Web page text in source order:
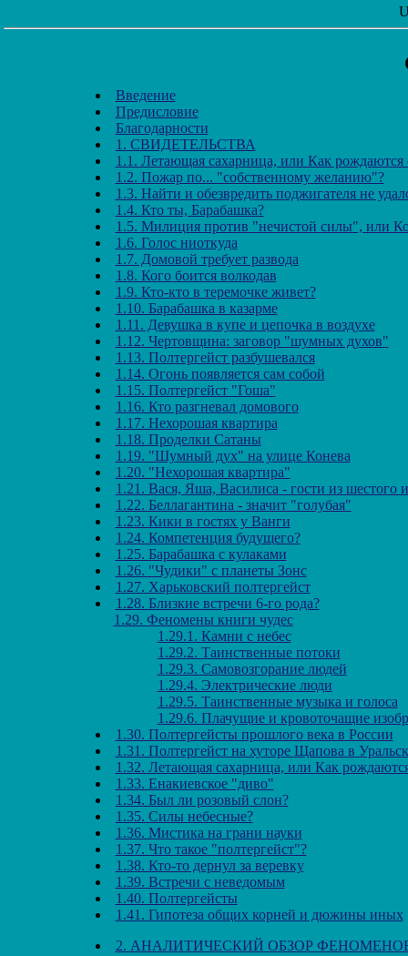
Введение
Предисловие
Благодарности
1. СВИДЕТЕЛЬСТВА
1.1. Летающая сахарница, или Как рождаются
1.2. Пожар по... "собственному желанию"?
1.3. Найти и обезвредить поджигателя не
1.4. Кто ты, Барабашка?
1.5. Милиция против "нечистой силы", или
1.6. Голос ниоткуда
1.7. Домовой требует развода
1.8. Кого боится волкодав
1.9. Кто-кто в теремочке живет?
1.10. Барабашка в казарме
1.11. Девушка в купе и цепочка в воздухе
1.12. Чертовщина: заговор "шумных духов"
1.13. Полтергейст разбушевался
1.14. Огонь появляется сам собой
1.15. Полтергейст "Гоша"
1.16. Кто разгневал домового
1.17. Нехорошая квартира
1.18. Проделки Сатаны
1.19. "Шумный дух" на улице Конева
1.20. "Нехорошая квартира"
1.21. Вася, Яша, Василиса - гости из шестого
1.22. Беллагантина - значит "голубая"
1.23. Кики в гостях у Ванги
1.24. Компетенция будущего?
1.25. Барабашка с кулаками
1.26. "Чудики" с планеты Зонс
1.27. Харьковский полтергейст
1.28. Близкие встречи 6-го рода?
1.29. Феномены книги чудес
1.29.1. Камни с небес
1.29.2. Таинственные потоки
1.29.3. Самовозгорание людей
1.29.4. Электрические люди
1.29.5. Таинственные музыка и голоса
1.29.6. Плачущие и кровоточащие
1.30. Полтергейсты прошлого века в России
1.31. Полтергейст на хуторе Щапова в
1.32. Летающая сахарница, или Как
1.33. Енакиевское "диво"
1.34. Был ли розовый слон?
1.35. Силы небесные?
1.36. Мистика на грани науки
1.37. Что такое "полтергейст"?
1.38. Кто-то дернул за веревку
1.39. Встречи с неведомым
1.40. Полтергейсты
1.41. Гипотеза общих корней и дюжины иных
2. АНАЛИТИЧЕСКИЙ ОБЗОР